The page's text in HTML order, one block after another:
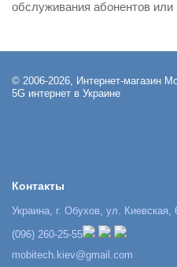
обслуживания абонентов или
© 2006-2026, Интернет-магазин
5G интернет в Украине
Контакты
Украина, г. Обухов, ул. Киевская,
(096) 260-25-55
mobitech.kiev@gmail.com